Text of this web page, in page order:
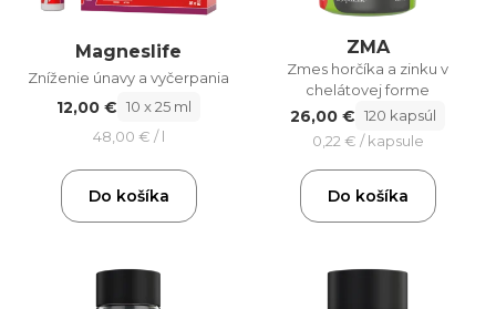
Magneslife
Zníženie únavy a vyčerpania
12,00 € 10 x 25 ml
48,00 € / l
Do košíka
ZMA
Zmes horčíka a zinku v
chelátovej forme
26,00 € 120 kapsúl
0,22 € / kapsule
Do košíka